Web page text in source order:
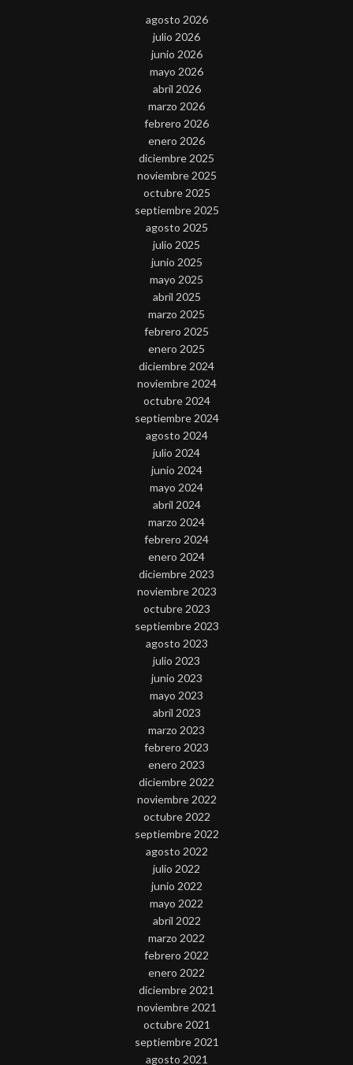
agosto 2026
julio 2026
junio 2026
mayo 2026
abril 2026
marzo 2026
febrero 2026
enero 2026
diciembre 2025
noviembre 2025
octubre 2025
septiembre 2025
agosto 2025
julio 2025
junio 2025
mayo 2025
abril 2025
marzo 2025
febrero 2025
enero 2025
diciembre 2024
noviembre 2024
octubre 2024
septiembre 2024
agosto 2024
julio 2024
junio 2024
mayo 2024
abril 2024
marzo 2024
febrero 2024
enero 2024
diciembre 2023
noviembre 2023
octubre 2023
septiembre 2023
agosto 2023
julio 2023
junio 2023
mayo 2023
abril 2023
marzo 2023
febrero 2023
enero 2023
diciembre 2022
noviembre 2022
octubre 2022
septiembre 2022
agosto 2022
julio 2022
junio 2022
mayo 2022
abril 2022
marzo 2022
febrero 2022
enero 2022
diciembre 2021
noviembre 2021
octubre 2021
septiembre 2021
agosto 2021